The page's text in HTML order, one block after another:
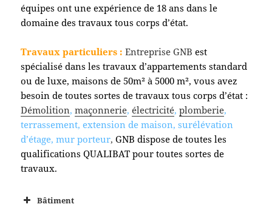
équipes ont une expérience de 18 ans dans le
domaine des travaux tous corps d’état.
Travaux particuliers : Entreprise GNB est
spécialisé dans les travaux d’appartements standard
ou de luxe, maisons de 50m² à 5000 m², vous avez
besoin de toutes sortes de travaux tous corps d’état :
Démolition,maçonnerie,électricité,plomberie,
terrassement, extension de maison, surélévation
d’étage, mur porteur,GNB dispose de toutes les
qualifications QUALIBAT pour toutes sortes de
travaux.
Bâtiment